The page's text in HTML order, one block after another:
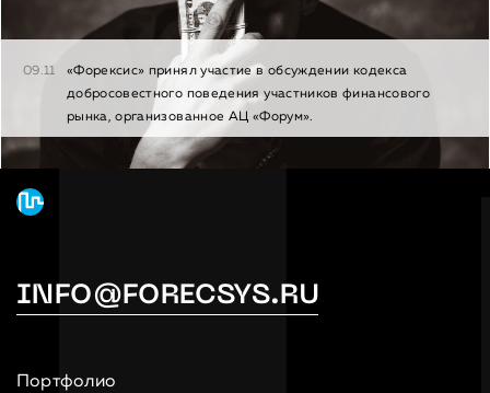
09.11
«Форексис» принял участие в обсуждении кодекса
добросовестного поведения участников финансового
рынка, организованное АЦ «Форум».
INFO@FORECSYS.RU
Портфолио